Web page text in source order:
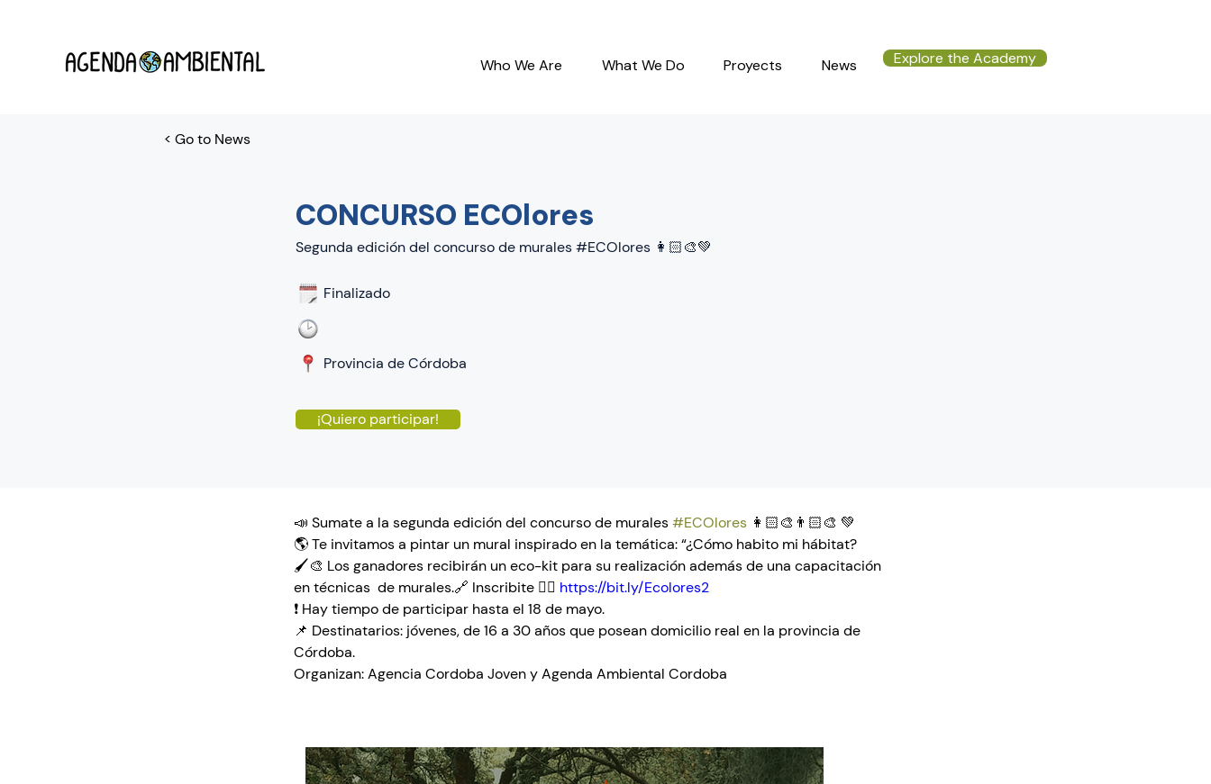
Who We Are What We Do Proyects News Explore the Academy
< Go to News
CONCURSO ECOlores
Segunda edición del concurso de murales #ECOlores 👩🏻‍🎨💚
Finalizado
Provincia de Córdoba
¡Quiero participar!
📣 Sumate a la segunda edición del concurso de murales #ECOlores 👩🏻‍🎨👨🏻‍🎨 💚
🌎 Te invitamos a pintar un mural inspirado en la temática: “¿Cómo habito mi hábitat?
🖌️🎨 Los ganadores recibirán un eco-kit para su realización además de una capacitación
en técnicas  de murales.🔗 Inscribite 👉🏻 https://bit.ly/Ecolores2
❗ Hay tiempo de participar hasta el 18 de mayo.
📌 Destinatarios: jóvenes, de 16 a 30 años que posean domicilio real en la provincia de
Córdoba.
Organizan: Agencia Cordoba Joven y Agenda Ambiental Cordoba